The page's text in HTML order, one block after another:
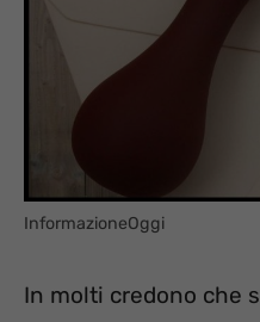
InformazioneOggi
In molti credono che